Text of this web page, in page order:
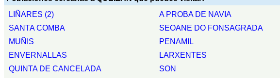
LIÑARES (2)
A PROBA DE NAVIA
SANTA COMBA
SEOANE DO FONSAGRADA
MUÑIS
PENAMIL
ENVERNALLAS
LARXENTES
QUINTA DE CANCELADA
SON